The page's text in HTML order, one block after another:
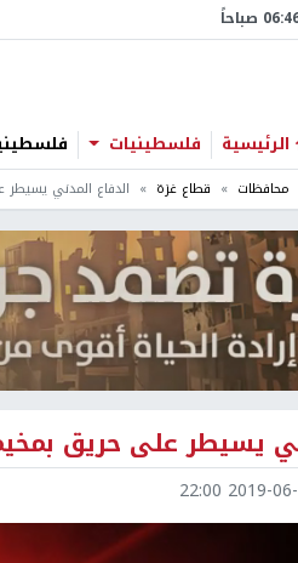
الرئيسية فلسطينيات فلسطينيو
محافظات قطاع غزة الدفاع المدني
يسيطر على حريق
2019-06-28